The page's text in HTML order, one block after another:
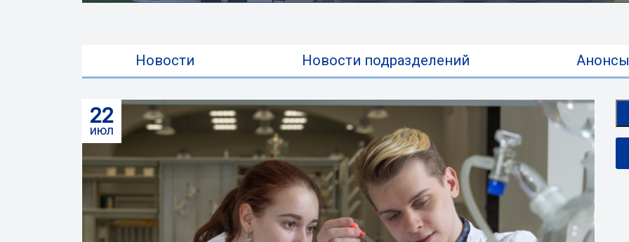
Новости Новости подразделений Анонсы
22
июл